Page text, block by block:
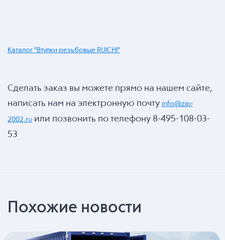
Каталог "Втулки резьбовые RUICHI"
Сделать заказ вы можете прямо на нашем сайте,
написать нам на электронную почту info@zip-
2002.ru или позвонить по телефону 8-495-108-03-
53
Похожие новости